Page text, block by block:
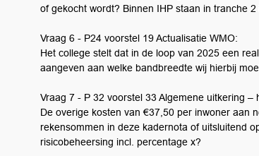
of gekocht wordt? Binnen IHP staan in tranche
Vraag 6 - P24 voorstel 19 Actualisatie WMO:
Het college stelt dat in de loop van 2025 een
aangeven aan welke bandbreedte wij hierbij
Vraag 7 - P 32 voorstel 33 Algemene uitkering –
De overige kosten van €37,50 per inwoner aan
rekensommen in deze kadernota of uitsluitend
risicobeheersing incl. percentage x?